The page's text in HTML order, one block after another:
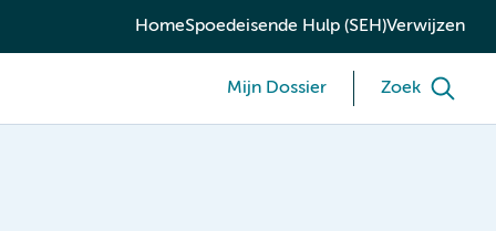
HomeSpoedeisende Hulp (SEH)Verwijzen
Mijn Dossier Zoek